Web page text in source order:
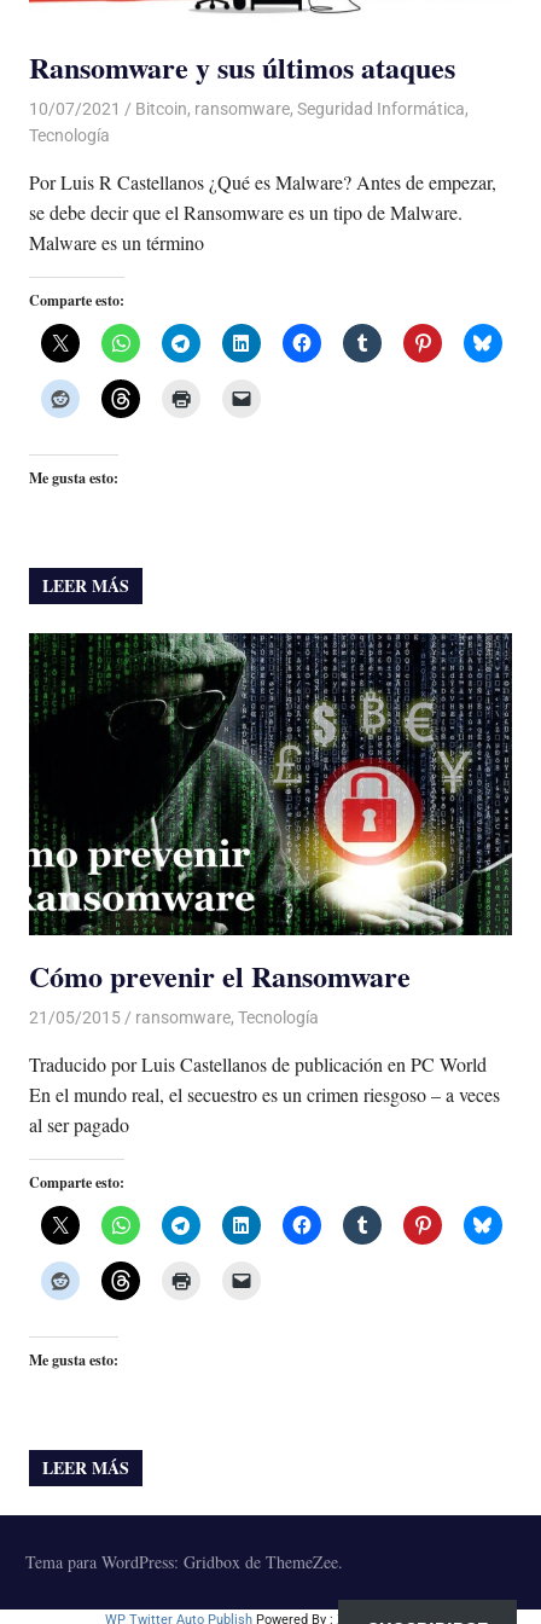
Ransomware y sus últimos ataques
10/07/2021 De todo un Poco
Bitcoin, ransomware, Seguridad Informática,
Tecnología
Por Luis R Castellanos ¿Qué es Malware? Antes de empezar,
se debe decir que el Ransomware es un tipo de Malware.
Malware es un término
Comparte esto:
Me gusta esto:
LEER MÁS
Cómo prevenir el Ransomware
21/05/2015 De todo un Poco
ransomware, Tecnología
Traducido por Luis Castellanos de publicación en PC World
En el mundo real, el secuestro es un crimen riesgoso – a veces
al ser pagado
Comparte esto:
Me gusta esto:
LEER MÁS
Tema para WordPress: Gridbox de ThemeZee.
WP Twitter Auto Publish Powered By : XYZScripts.com